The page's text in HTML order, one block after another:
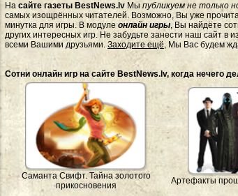
На сайте газеты BestNews.lv Мы публикуем не только
самых изощрённых читателей. Возможно, Вы уже
минутка для игры. В модуле онлайн игры, Вы найдёте
других интересных игр. Не забудьте занести наш сайт
всеми Вашими друзьями. Заходите ещё, Мы Вас будем
Сотни онлайн игр на сайте BestNews.lv, когда нечего
Саманта Свифт. Тайна золотого
прикосновения
Артефакты